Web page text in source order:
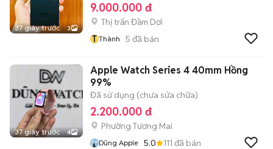
37 giây trước 3
9.000.000 đ
Thị trấn Đầm Dơi
T Thành 5 đã bán
37 giây trước 4
Apple Watch Series 4 40mm Hồng
99%
Đã sử dụng (chưa sửa chữa)
2.200.000 đ
Phường Tương Mai
Dũng Apple 5.0 111 đã bán